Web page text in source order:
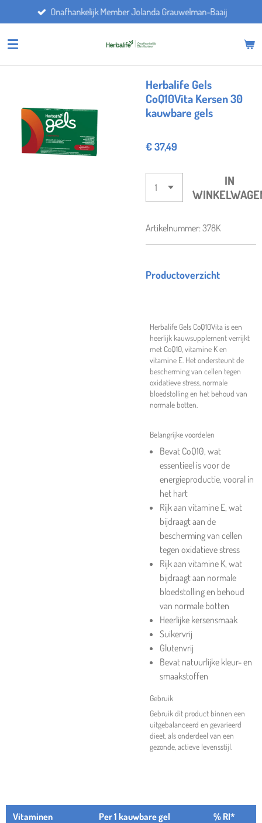
direct
naar
Onafhankelijk Member Jolanda Grauwelman-Baaij
Herbalife Gels
CoQ10Vita Kersen 30
kauwbare gels
€ 37,49
IN
Artikelnummer:378K
Productoverzicht
Herbalife Gels CoQ10Vita is een
heerlijk kauwsupplement verrijkt
met CoQ10, vitamine K en
vitamine E. Het ondersteunt de
bescherming van cellen tegen
oxidatieve stress, normale
bloedstolling en het behoud van
normale botten.
Belangrijke voordelen
Bevat CoQ10, wat
essentieel is voor de
energieproductie, vooral in
het hart
Rijk aan vitamine E, wat
bijdraagt aan de
bescherming van cellen
tegen oxidatieve stress
Rijk aan vitamine K, wat
bijdraagt aan normale
bloedstolling en behoud
van normale botten
Heerlijke kersensmaak
Suikervrij
Glutenvrij
Bevat natuurlijke kleur- en
smaakstoffen
Gebruik
Gebruik dit product binnen een
uitgebalanceerd en gevarieerd
dieet, als onderdeel van een
gezonde, actieve levensstijl.
Vitaminen Per 1 kauwbare gel
% RI*